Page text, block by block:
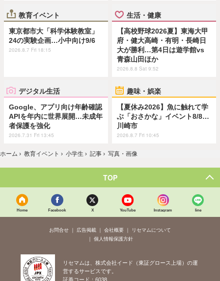
教育イベント
東京都市大「科学体験教室」
24の実験企画…小中向け9/6
2026.8.7 Fri 18:15
生活・健康
【高校野球2026夏】東海大甲
府・健大高崎・有明・長崎日
大が勝利…第4日は遊学館vs
青森山田ほか
2026.8.8 Sat 9:52
デジタル生活
Google、アプリ向け年齢確認
APIを年内に世界展開…未成年
者保護を強化
2026.7.31 Fri 13:45
趣味・娯楽
【夏休み2026】魚に触れて学
ぶ「おさかな」イベント8/8…
川崎市
2026.8.7 Fri 10:45
ホーム › 教育イベント › 小学生 › 記事 › 写真・画像
TOP
Home Facebook X YouTube Instagram line
お問合せ 広告掲載 会社概要
リセマムについて
個人情報保護方針
リセマムは、株式会社イード（東証グロース上場）の運
営するサービスです。
証券コード：6038